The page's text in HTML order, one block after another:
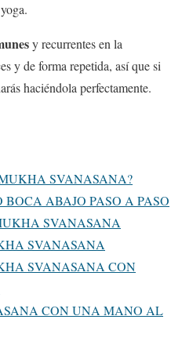
y recurrentes en la
y de forma repetida, así que si
haciéndola perfectamente.
SVANASANA?
BOCA ABAJO PASO A PASO
SVANASANA
SVANASANA
SVANASANA CON
CON UNA MANO AL